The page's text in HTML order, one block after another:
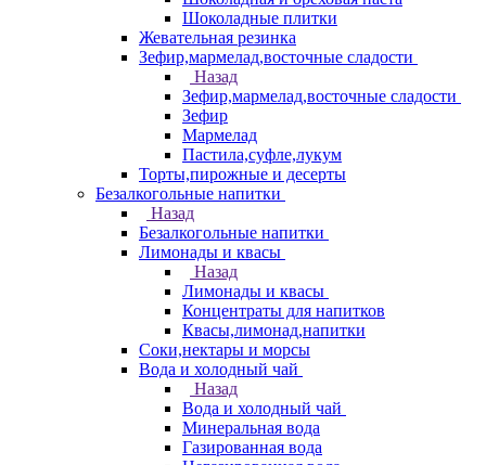
Шоколадные плитки
Жевательная резинка
Зефир,мармелад,восточные сладости
Назад
Зефир,мармелад,восточные сладости
Зефир
Мармелад
Пастила,суфле,лукум
Торты,пирожные и десерты
Безалкогольные напитки
Назад
Безалкогольные напитки
Лимонады и квасы
Назад
Лимонады и квасы
Концентраты для напитков
Квасы,лимонад,напитки
Соки,нектары и морсы
Вода и холодный чай
Назад
Вода и холодный чай
Минеральная вода
Газированная вода